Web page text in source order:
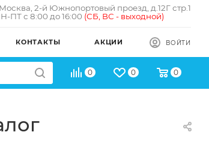
2-й Южнопортовый проезд, д.12Г стр.1
ПТ с 8:00 до 16:00 (СБ, ВС - выходной)
КОНТАКТЫ АКЦИИ ВОЙТИ
0 0 0